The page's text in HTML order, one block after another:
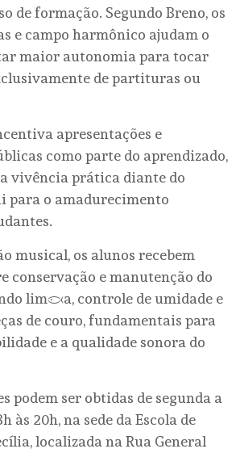
de formação. Segundo Breno, os
e campo harmônico ajudam o
maior autonomia para tocar
de partituras ou
apresentações e
como parte do aprendizado,
vivência prática diante do
para o amadurecimento
musical, os alunos recebem
conservação e manutenção do
limpeza, controle de umidade e
de couro, fundamentais para
e a qualidade sonora do
podem ser obtidas de segunda a
às 20h, na sede da Escola de
localizada na Rua General